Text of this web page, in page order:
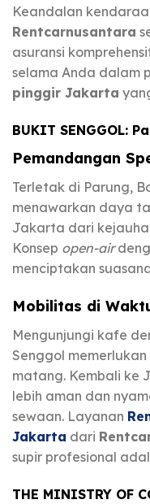
Keandalan
Rentcarnusantara
asuransi
selama Anda dalam
pinggir Jakarta
BUKIT SENGGOL:
Pemandangan
Terletak di Parung,
menawarkan daya
Jakarta dari
Konsep open-air
menciptakan
Mobilitas di
Mengunjungi kafe
Senggol
matang. Kembali ke
lebih aman dan
sewaan. Layanan
Jakarta dari
supir profesional
THE MINISTRY OF